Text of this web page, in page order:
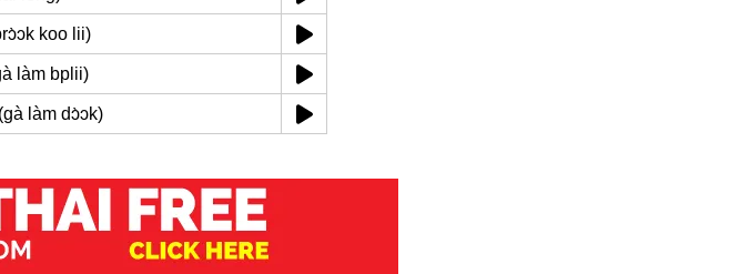
koo lii)
làm bplii)
làm dɔ̀ɔk)